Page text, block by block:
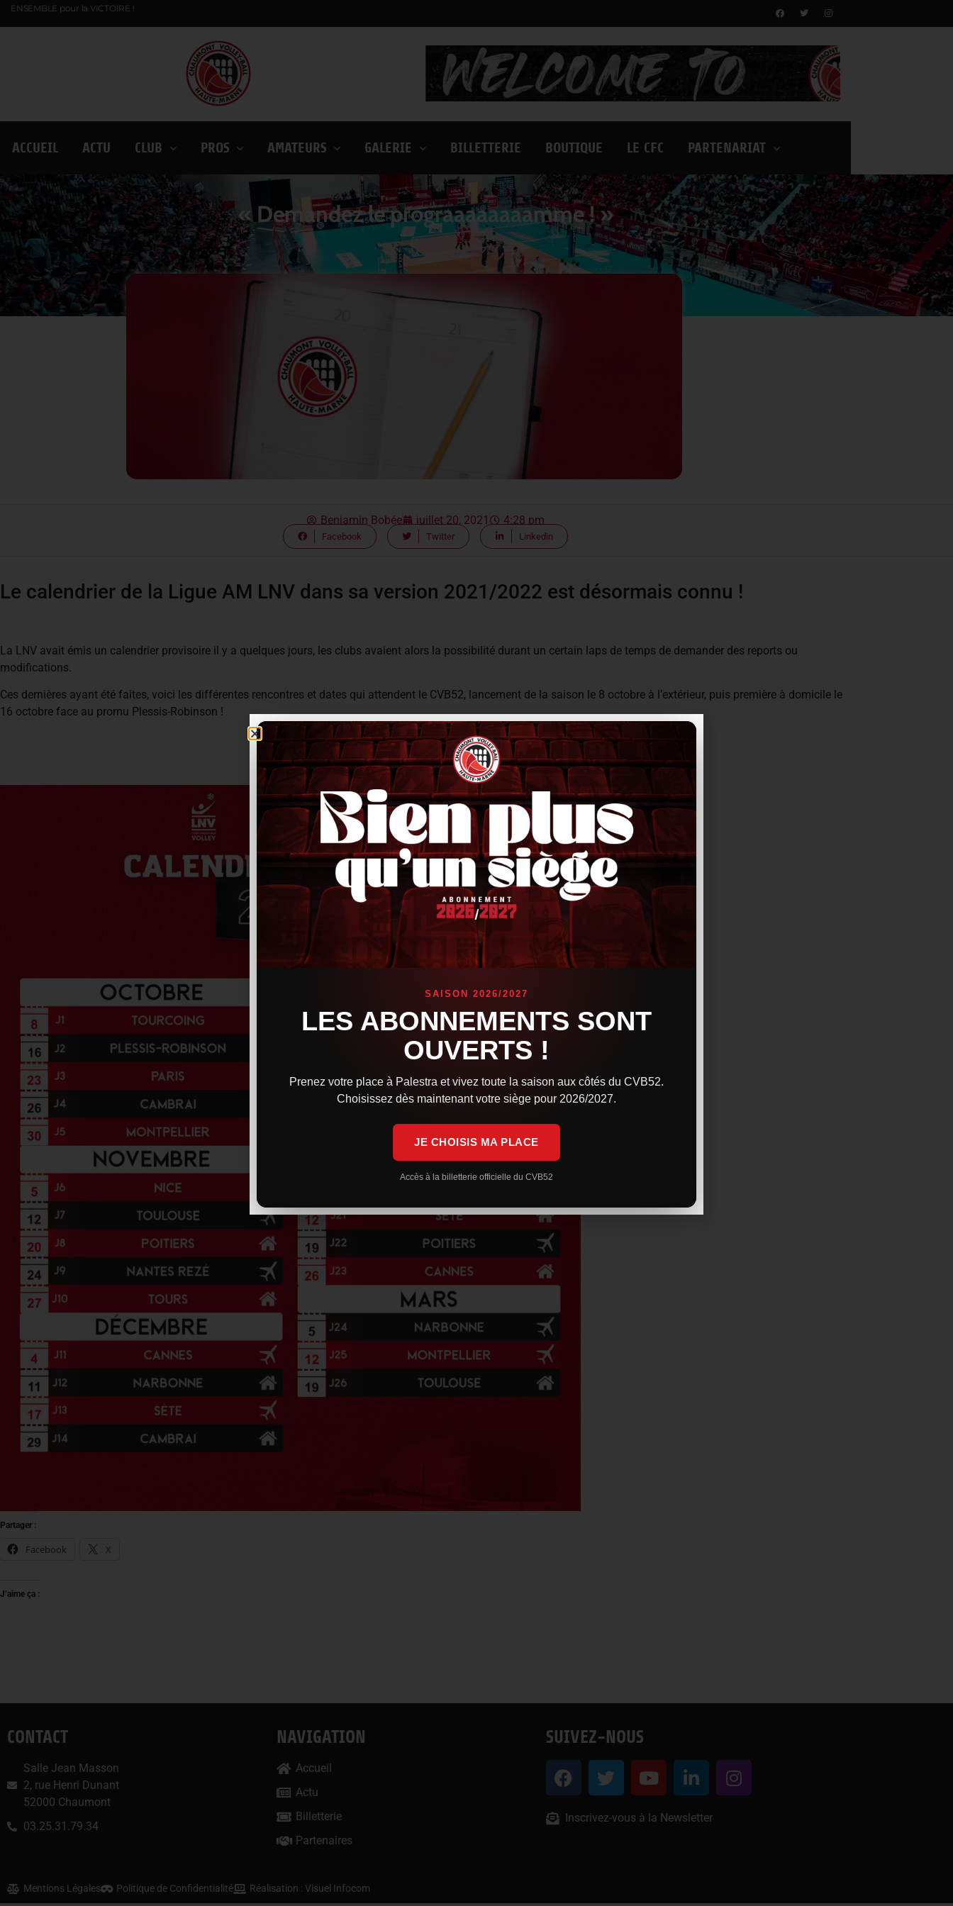
ENSEMBLE pour la VICTOIRE !
ACCUEIL ACTU CLUB PROS AMATEURS GALERIE BILLETTERIE BOUTIQUE LE CFC PARTENARIAT
« Demandez le prograaaaaaaamme ! »
Benjamin Bobée juillet 20, 2021 4:28 pm
Facebook Twitter Linkedin
Le calendrier de la Ligue AM LNV dans sa version 2021/2022 est désormais connu !
La LNV avait émis un calendrier provisoire il y a quelques jours, les clubs avaient alors la possibilité durant un certain laps de temps de demander des reports ou
modifications.
Ces dernières ayant été faites, voici les différentes rencontres et dates qui attendent le CVB52, lancement de la saison le 8 octobre à l’extérieur, puis première à domicile le
16 octobre face au promu Plessis-Robinson !
Partager :
Facebook X
J’aime ça :
CONTACT
Salle Jean Masson
2, rue Henri Dunant
52000 Chaumont
03.25.31.79.34
NAVIGATION
Accueil
Actu
Billetterie
Partenaires
SUIVEZ-NOUS
Inscrivez-vous à la Newsletter
Mentions Légales Politique de Confidentialité Réalisation : Visuel Infocom
SAISON 2026/2027
LES ABONNEMENTS SONT
OUVERTS !
Prenez votre place à Palestra et vivez toute la saison aux côtés du CVB52.
Choisissez dès maintenant votre siège pour 2026/2027.
JE CHOISIS MA PLACE
Accès à la billetterie officielle du CVB52